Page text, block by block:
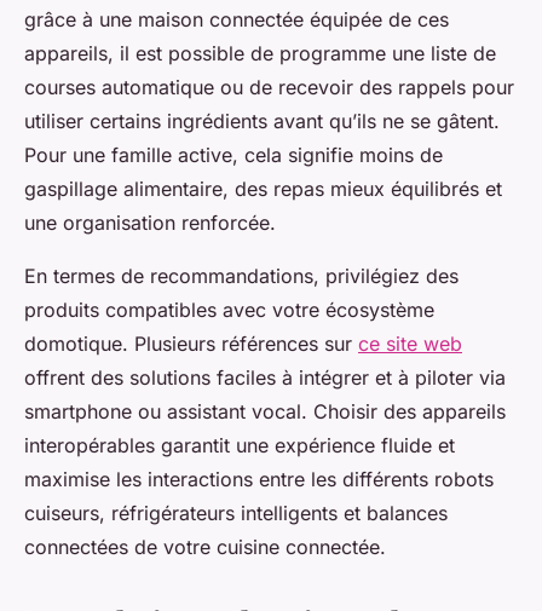
grâce à une maison connectée équipée de ces
appareils, il est possible de programme une liste de
courses automatique ou de recevoir des rappels pour
utiliser certains ingrédients avant qu’ils ne se gâtent.
Pour une famille active, cela signifie moins de
gaspillage alimentaire, des repas mieux équilibrés et
une organisation renforcée.
En termes de recommandations, privilégiez des
produits compatibles avec votre écosystème
domotique. Plusieurs références sur ce site web
offrent des solutions faciles à intégrer et à piloter via
smartphone ou assistant vocal. Choisir des appareils
interopérables garantit une expérience fluide et
maximise les interactions entre les différents robots
cuiseurs, réfrigérateurs intelligents et balances
connectées de votre cuisine connectée.